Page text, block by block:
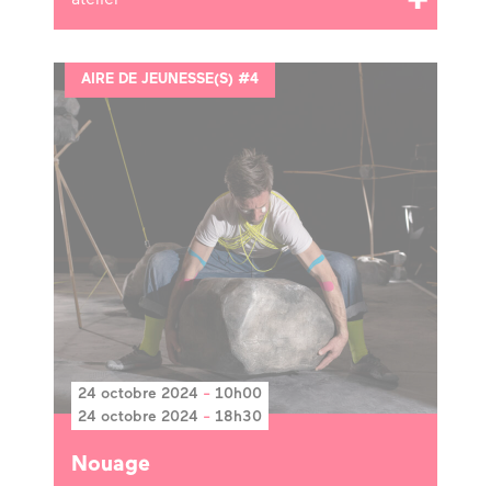
AIRE DE JEUNESSE(S) #4
24 octobre 2024 - 10h00
24 octobre 2024 - 18h30
Nouage